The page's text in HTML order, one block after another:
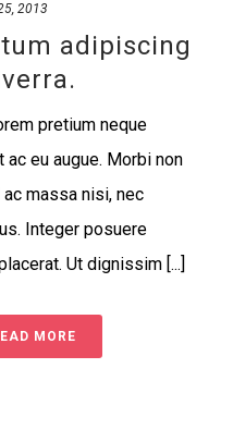
2013
adipiscing
pretium neque
eu augue. Morbi non
massa nisi, nec
Integer posuere
Ut dignissim [...]
MORE